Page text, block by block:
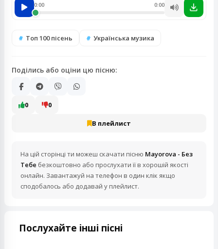
0:00 0:00
Топ 100 пісень Українська музика
Поділись або оціни цю пісню:
0 0
В плейлист
На цій сторінці ти можеш скачати пісню Mayorova - Без
Тебе безкоштовно або прослухати її в хорошій якості
онлайн. Завантажуй на телефон в один клік якщо
сподобалось або додавай у плейлист.
Послухайте інші пісні